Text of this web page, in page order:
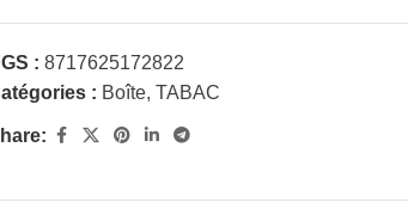
:8717625172822
: Boîte, TABAC